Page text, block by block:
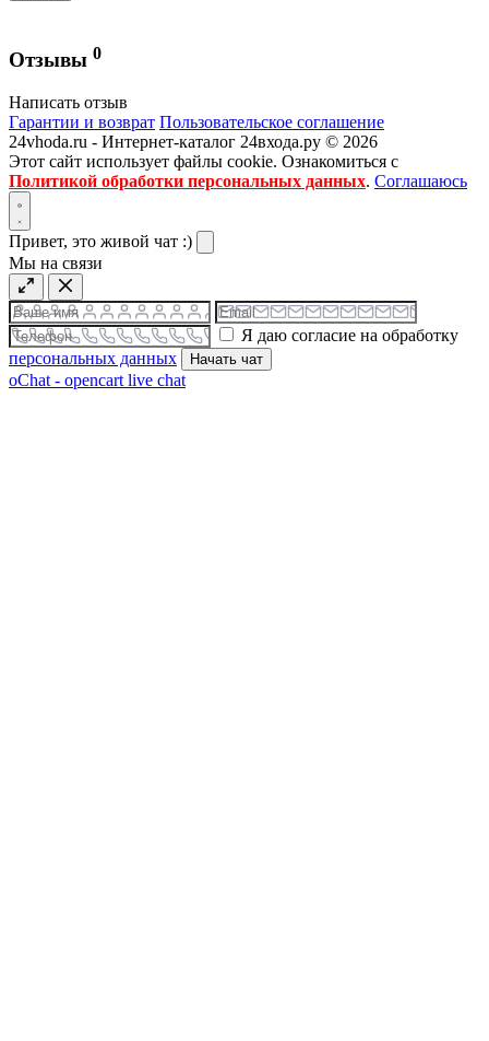
Отзывы 0
Написать отзыв
Гарантии и возврат Пользовательское соглашение
24vhoda.ru - Интернет-каталог 24входа.ру © 2026
Этот сайт использует файлы cookie. Ознакомиться с
Политикой обработки персональных данных. Соглашаюсь
Привет, это живой чат :)
Мы на связи
Я даю согласие на обработку
персональных данных
Начать чат
oChat - opencart live chat